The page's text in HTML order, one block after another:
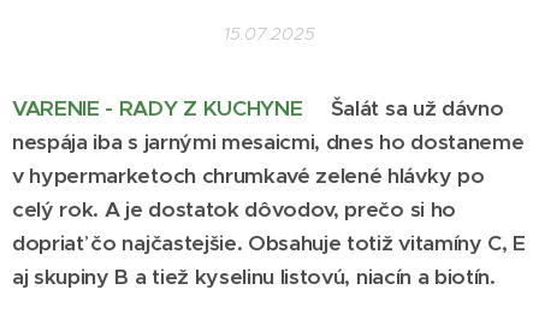
15.07.2025
VARENIE - RADY Z KUCHYNE
Šalát sa už dávno
nespája iba s jarnými mesaicmi, dnes ho dostaneme
v hypermarketoch chrumkavé zelené hlávky po
celý rok. A je dostatok dôvodov, prečo si ho
dopriať čo najčastejšie. Obsahuje totiž vitamíny C, E
aj skupiny B a tiež kyselinu listovú, niacín a biotín.